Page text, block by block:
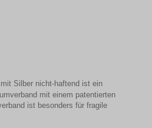
Silber nicht-haftend ist ein
mit einem patentierten
ist besonders für fragile